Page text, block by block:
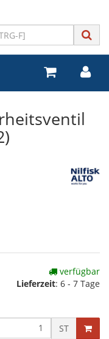
verfügbar
Lieferzeit: 6 - 7 Tage
ST